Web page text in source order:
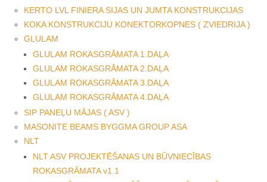
KERTO LVL FINIERA SIJAS UN JUMTA KONSTRUKCIJAS
KOKA KONSTRUKCIJU KONEKTORKOPNES ( ZVIEDRIJA )
GLULAM
GLULAM ROKASGRĀMATA 1.DAĻA
GLULAM ROKASGRĀMATA 2.DAĻA
GLULAM ROKASGRĀMATA 3.DAĻA
GLULAM ROKASGRĀMATA 4.DAĻA
SIP PANEĻU MĀJAS ( ASV )
MASONITE BEAMS BYGGMA GROUP ASA
NLT
NLT ASV PROJEKTĒŠANAS UN BŪVNIECĪBAS
ROKASGRĀMATA v1.1